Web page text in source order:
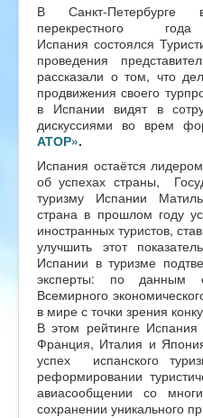
В Санкт-Петербурге
перекрестного
Испания состоялся
проведения
рассказали о том, что
продвижения своего
в Испании видят в
дискуссиями во врем
АТОР».
Испания остаётся
об успехах страны,
туризму Испании
страна в прошлом году
иностранных туристов,
улучшить этот
Испании в туризме
эксперты: по данным
Всемирного
в мире с точки зрения
В этом рейтинге
Франция, Италия и
успех испанского
реформировании
авиасообщении со
сохранении уникального